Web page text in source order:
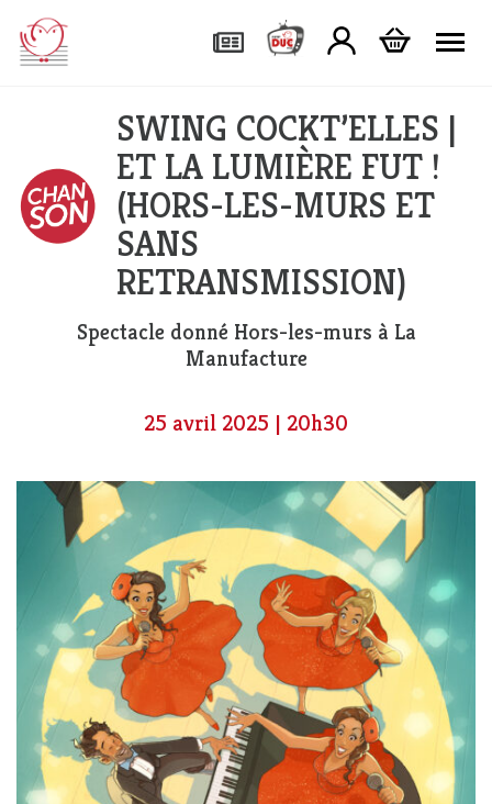
SWING COCKT’ELLES |
ET LA LUMIÈRE FUT !
(HORS-LES-MURS ET
SANS
RETRANSMISSION)
Spectacle donné Hors-les-murs à La
Manufacture
25 avril 2025 | 20h30